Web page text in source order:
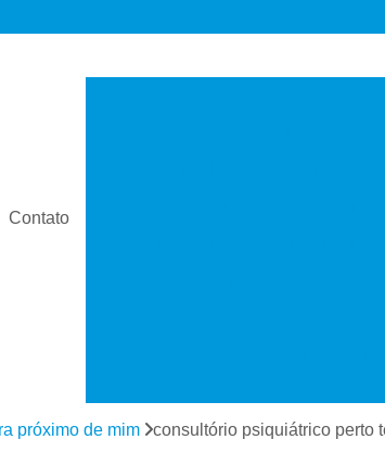
Contato
Especialista em
próximo de mim consultório psiquiátrico perto